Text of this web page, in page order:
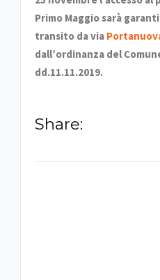
Primo Maggio sarà
transito da via
dall’ordinanza del
dd.11.11.2019.
Share: